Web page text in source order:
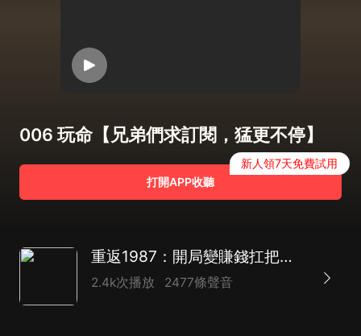
006 玩命【兄弟們求訂閱，猛更不停】
打開APP收聽
新人領7天免費試用
重返1987：開局變賺錢扛把子|全球首富|穿越逆襲
2.4k次播放 2477條聲音